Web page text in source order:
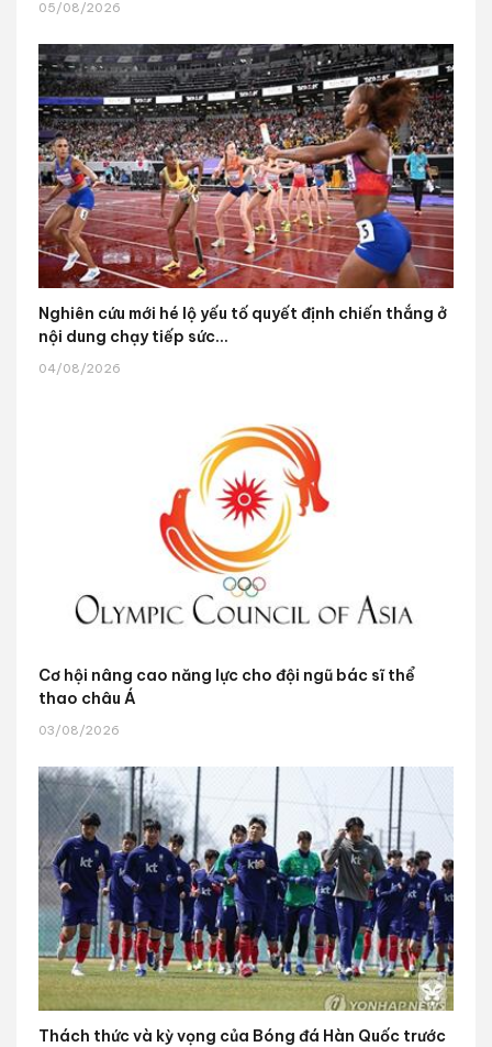
05/08/2026
Nghiên cứu mới hé lộ yếu tố quyết định chiến thắng ở
nội dung chạy tiếp sức...
04/08/2026
Cơ hội nâng cao năng lực cho đội ngũ bác sĩ thể
thao châu Á
03/08/2026
Thách thức và kỳ vọng của Bóng đá Hàn Quốc trước